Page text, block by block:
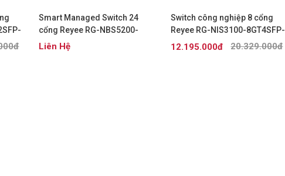
Smart Managed Switch 24
cổng Reyee RG-NBS5200-
24GT4XS-P
Liên Hệ
Switch công nghiệp 8 cổng
Reyee RG-NIS3100-8GT4SFP-
HP
20.329.000đ
12.195.000đ